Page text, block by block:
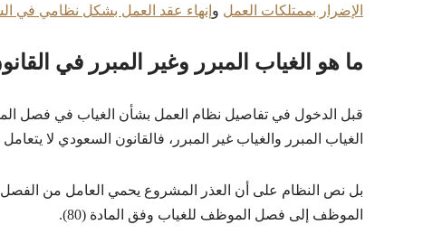
الإضرار بممتلكات العمل و إنهاء عقد العمل بشكل نظامي في
ما هو الغياب المبرر وغير المبرر في
قبل الدخول في تفاصيل نظام العمل بشأن الغياب في فصل
الغياب المبرر والغياب غير المبرر، فالقانون السعودي لا
بل نص النظام على أن العذر المشروع يحمي العامل من الفصل
الموظف إلى فصل الموظف للغياب وفق المادة (80).